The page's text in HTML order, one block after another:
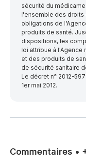
sécurité du
l'ensemble des
obligations de
produits de santé.
dispositions, les
loi attribue à l'Agence
et des produits de
de sécurité sanitaire
Le décret n° 2012-
1er mai 2012.
Commentaires •